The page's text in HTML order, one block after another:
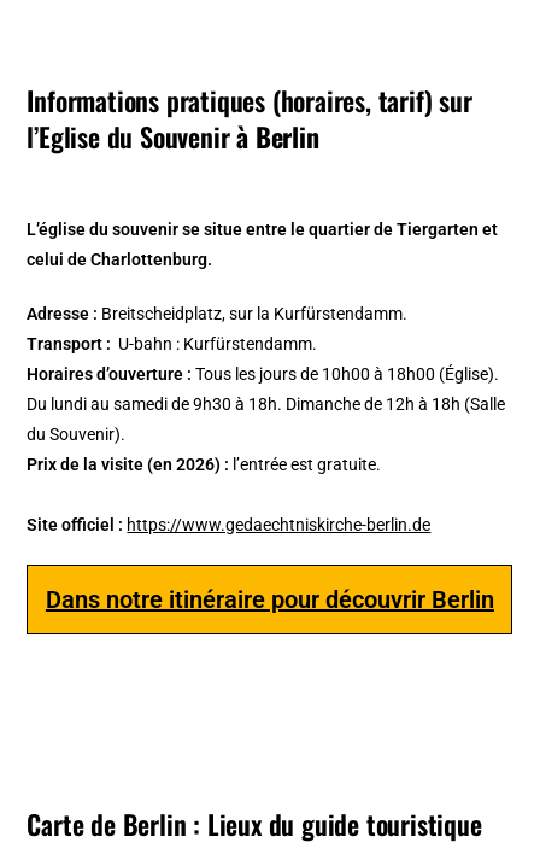
Informations pratiques (horaires, tarif) sur
l’Eglise du Souvenirà Berlin
L’église du souvenir se situe entre le quartier de Tiergarten et
celui de Charlottenburg.
Adresse : Breitscheidplatz, sur la Kurfürstendamm.
Transport : U-bahn : Kurfürstendamm.
Horaires d’ouverture :Tous les jours de 10h00 à 18h00 (Église).
Du lundi au samedi de 9h30 à 18h. Dimanche de 12h à 18h (Salle
du Souvenir).
Prix de la visite (en 2026) : l’entrée est gratuite.
Site officiel : https://www.gedaechtniskirche-berlin.de
Dans notre itinéraire pour découvrir Berlin
Carte de Berlin : Lieux du guide touristique